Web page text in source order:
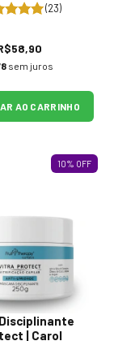
(23)
sem juros
AO CARRINHO
10% OFF
| Carol